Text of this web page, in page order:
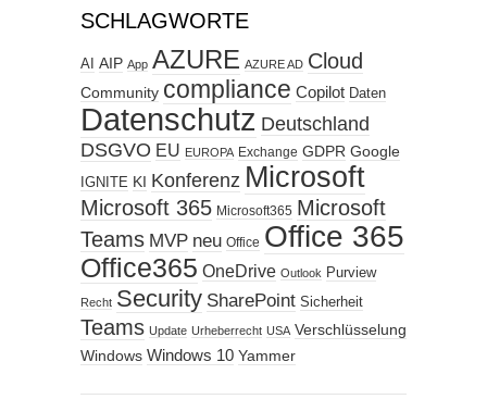
SCHLAGWORTE
AI AIP App AZURE AZURE AD Cloud
Community compliance Copilot Daten
Datenschutz Deutschland
DSGVO EU EUROPA Exchange GDPR Google
IGNITE KI Konferenz Microsoft
Microsoft 365 Microsoft365 Microsoft
Teams MVP neu Office Office 365
Office365 OneDrive Outlook Purview
Recht Security SharePoint Sicherheit
Teams Update Urheberrecht USA Verschlüsselung
Windows Windows 10 Yammer